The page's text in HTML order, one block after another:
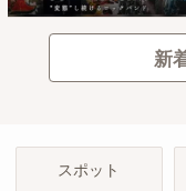
新
スポット